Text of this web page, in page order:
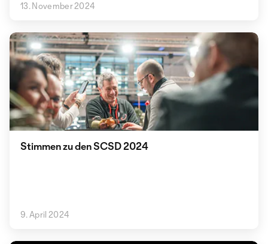
13. November 2024
Stimmen zu den SCSD 2024
9. April 2024